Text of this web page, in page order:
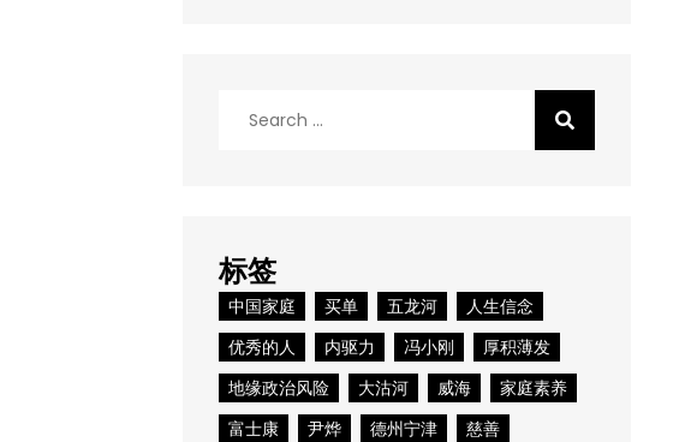
标签
中国家庭 买单 五龙河
人生信念
优秀的人
内驱力 冯小刚
厚积薄发
地缘政治风险
大沽河 威海
家庭素养
富士康
尹烨 德州宁津
慈善